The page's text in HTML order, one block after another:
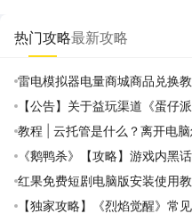
热门攻略最新攻略
雷电模拟器电量商城商品兑换
【公告】关于益玩渠道《蛋仔
教程 | 云托管是什么？离开电
费领取攻略
《鹅鸭杀》【攻略】游戏内黑
红果免费短剧电脑版安装使用
【独家攻略】《烈焰觉醒》常